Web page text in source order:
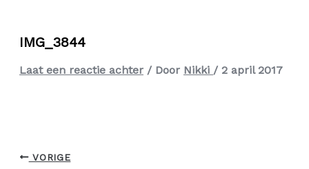
IMG_3844
Laat een reactie achter / Door Nikki / 2 april 2017
VORIGE